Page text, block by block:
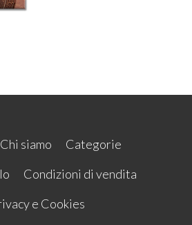
Chi siamo
Categorie
Condizioni di vendita
e Cookies